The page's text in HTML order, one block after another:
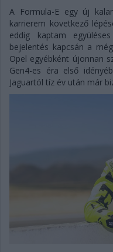
A Formula-E egy új
karrierem következő
eddig kaptam
bejelentés kapcsán a
Opel egyébként újonnan
Gen4-es éra első
Jaguartól tíz év után már